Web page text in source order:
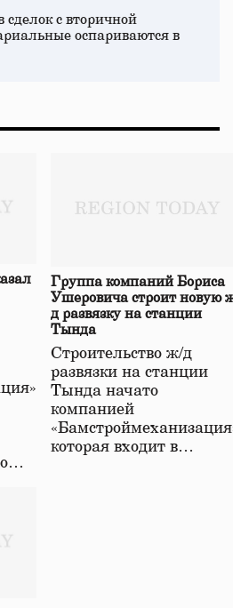
с вторичной
оспариваются в
Группа компаний Бориса
Ушеровича строит новую
д развязку на станции
Тында
Строительство ж/д
развязки на станции
Тында начато
компанией
которая входит в…